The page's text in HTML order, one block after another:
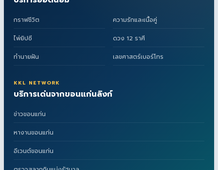
กราฟชีวิต ความรักและเนื้อคู่
ไพ่ยิปซี ดวง 12 ราศี
ทำนายฝัน เลขศาสตร์เบอร์โทร
KKL NETWORK
บริการเด่นจากขอนแก่นลิงก์
ข่าวขอนแก่น
หางานขอนแก่น
อีเวนต์ขอนแก่น